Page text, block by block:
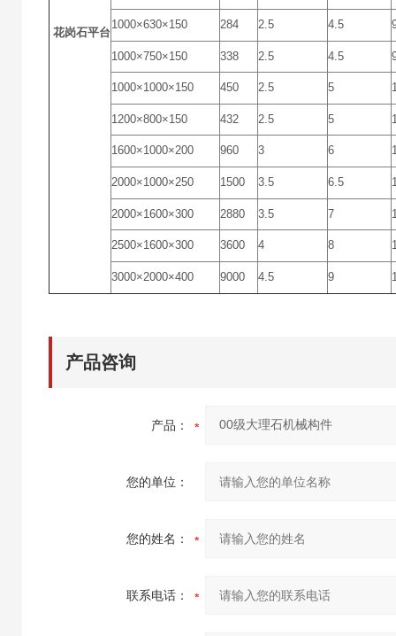
花岗石平台
1000×630×150 284 2.5 4.5
1000×750×150 338 2.5 4.5
1000×1000×150 450 2.5 5
1200×800×150 432 2.5 5
1600×1000×200 960 3 6
2000×1000×250 1500 3.5 6.5
2000×1600×300 2880 3.5 7
2500×1600×300 3600 4 8
3000×2000×400 9000 4.5 9
产品咨询
产品：
您的单位：
您的姓名：
联系电话：